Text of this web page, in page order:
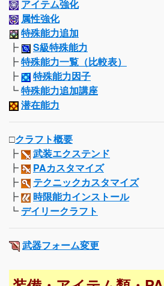
アイテム強化
属性強化
特殊能力追加
┣
S級特殊能力
┣特殊能力一覧（比較表）
┣
特殊能力因子
┗特殊能力追加講座
潜在能力
□クラフト概要
┣
武装エクステンド
┣
PAカスタマイズ
┣
テクニックカスタマイズ
┣
時限能力インストール
┗デイリークラフト
武器フォーム変更